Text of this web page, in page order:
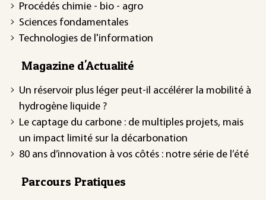
Procédés chimie - bio - agro
Sciences fondamentales
Technologies de l'information
Magazine d'Actualité
Un réservoir plus léger peut-il accélérer la mobilité à
hydrogène liquide ?
Le captage du carbone : de multiples projets, mais
un impact limité sur la décarbonation
80 ans d’innovation à vos côtés : notre série de l’été
Parcours Pratiques